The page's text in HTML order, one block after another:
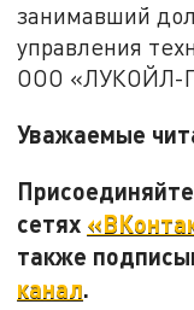
занимавший
управления
ООО «ЛУКОЙЛ-
Уважаемые
сетях
также
канал.